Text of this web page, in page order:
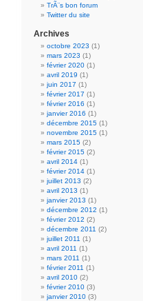
TrÃ¨s bon forum
Twitter du site
Archives
octobre 2023 (1)
mars 2023 (1)
février 2020 (1)
avril 2019 (1)
juin 2017 (1)
février 2017 (1)
février 2016 (1)
janvier 2016 (1)
décembre 2015 (1)
novembre 2015 (1)
mars 2015 (2)
février 2015 (2)
avril 2014 (1)
février 2014 (1)
juillet 2013 (2)
avril 2013 (1)
janvier 2013 (1)
décembre 2012 (1)
février 2012 (2)
décembre 2011 (2)
juillet 2011 (1)
avril 2011 (1)
mars 2011 (1)
février 2011 (1)
avril 2010 (2)
février 2010 (3)
janvier 2010 (3)